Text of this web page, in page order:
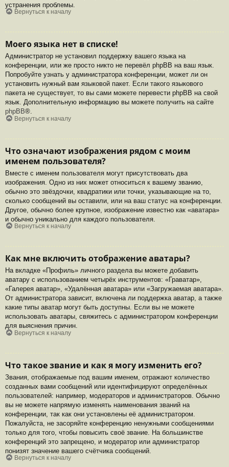
устранения проблемы.
Вернуться к началу
Моего языка нет в списке!
Администратор не установил поддержку вашего языка на
конференции, или же просто никто не перевёл phpBB на ваш язык.
Попробуйте узнать у администратора конференции, может ли он
установить нужный вам языковой пакет. Если такого языкового
пакета не существует, то вы сами можете перевести phpBB на свой
язык. Дополнительную информацию вы можете получить на сайте
phpBB®.
Вернуться к началу
Что означают изображения рядом с моим
именем пользователя?
Вместе с именем пользователя могут присутствовать два
изображения. Одно из них может относиться к вашему званию,
обычно это звёздочки, квадратики или точки, указывающие на то,
сколько сообщений вы оставили, или на ваш статус на конференции.
Другое, обычно более крупное, изображение известно как «аватара»
и обычно уникально для каждого пользователя.
Вернуться к началу
Как мне включить отображение аватары?
На вкладке «Профиль» личного раздела вы можете добавить
аватару с использованием четырёх инструментов: «Граватар»,
«Галерея аватар», «Удалённая аватара» или «Загружаемая аватара».
От администратора зависит, включена ли поддержка аватар, а также
какие типы аватар могут быть доступны. Если вы не можете
использовать аватары, свяжитесь с администратором конференции
для выяснения причин.
Вернуться к началу
Что такое звание и как я могу изменить его?
Звания, отображаемые под вашим именем, отражают количество
созданных вами сообщений или идентифицируют определённых
пользователей: например, модераторов и администраторов. Обычно
вы не можете напрямую изменять наименования званий на
конференции, так как они установлены её администратором.
Пожалуйста, не засоряйте конференцию ненужными сообщениями
только для того, чтобы повысить своё звание. На большинстве
конференций это запрещено, и модератор или администратор
понизят значение вашего счётчика сообщений.
Вернуться к началу